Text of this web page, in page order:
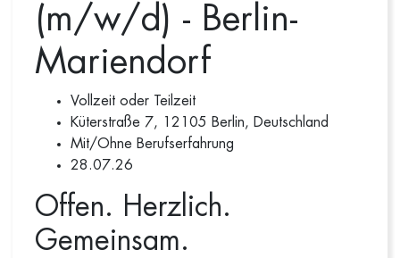
(m/w/d) - Berlin-
Mariendorf
Vollzeit oder Teilzeit
Küterstraße 7, 12105 Berlin, Deutschland
Mit/Ohne Berufserfahrung
28.07.26
Offen. Herzlich.
Gemeinsam.